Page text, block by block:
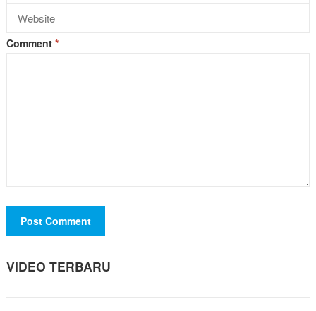
Comment *
VIDEO TERBARU